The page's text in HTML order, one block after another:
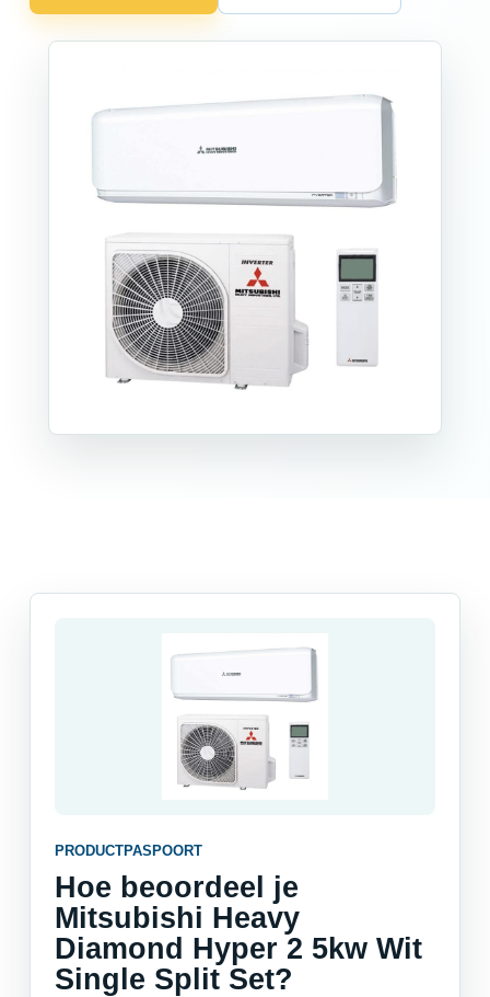
PRODUCTPASPOORT
Hoe beoordeel je
Mitsubishi Heavy
Diamond Hyper 2 5kw Wit
Single Split Set?